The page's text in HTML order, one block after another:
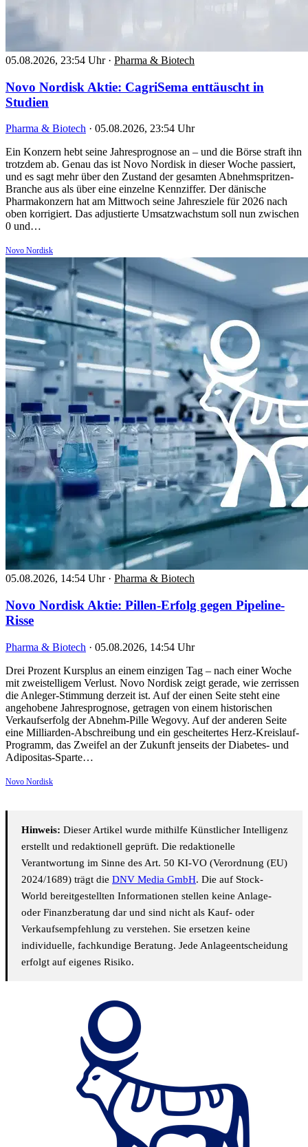
05.08.2026, 23:54 Uhr · Pharma & Biotech
Novo Nordisk Aktie: CagriSema enttäuscht in
Studien
Pharma & Biotech · 05.08.2026, 23:54 Uhr
Ein Konzern hebt seine Jahresprognose an – und die Börse straft ihn
trotzdem ab. Genau das ist Novo Nordisk in dieser Woche passiert,
und es sagt mehr über den Zustand der gesamten Abnehmspritzen-
Branche aus als über eine einzelne Kennziffer. Der dänische
Pharmakonzern hat am Mittwoch seine Jahresziele für 2026 nach
oben korrigiert. Das adjustierte Umsatzwachstum soll nun zwischen
0 und…
Novo Nordisk
05.08.2026, 14:54 Uhr · Pharma & Biotech
Novo Nordisk Aktie: Pillen-Erfolg gegen Pipeline-
Risse
Pharma & Biotech · 05.08.2026, 14:54 Uhr
Drei Prozent Kursplus an einem einzigen Tag – nach einer Woche
mit zweistelligem Verlust. Novo Nordisk zeigt gerade, wie zerrissen
die Anleger-Stimmung derzeit ist. Auf der einen Seite steht eine
angehobene Jahresprognose, getragen von einem historischen
Verkaufserfolg der Abnehm-Pille Wegovy. Auf der anderen Seite
eine Milliarden-Abschreibung und ein gescheitertes Herz-Kreislauf-
Programm, das Zweifel an der Zukunft jenseits der Diabetes- und
Adipositas-Sparte…
Novo Nordisk
Hinweis: Dieser Artikel wurde mithilfe Künstlicher Intelligenz
erstellt und redaktionell geprüft. Die redaktionelle
Verantwortung im Sinne des Art. 50 KI-VO (Verordnung (EU)
2024/1689) trägt die DNV Media GmbH. Die auf Stock-
World bereitgestellten Informationen stellen keine Anlage-
oder Finanzberatung dar und sind nicht als Kauf- oder
Verkaufsempfehlung zu verstehen. Sie ersetzen keine
individuelle, fachkundige Beratung. Jede Anlageentscheidung
erfolgt auf eigenes Risiko.